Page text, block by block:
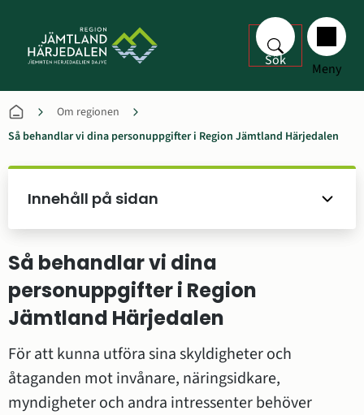
Sök Meny
Om regionen
Så behandlar vi dina personuppgifter i Region Jämtland Härjedalen
Innehåll på sidan
Så behandlar vi dina
personuppgifter i Region
Jämtland Härjedalen
För att kunna utföra sina skyldigheter och
åtaganden mot invånare, näringsidkare,
myndigheter och andra intressenter behöver